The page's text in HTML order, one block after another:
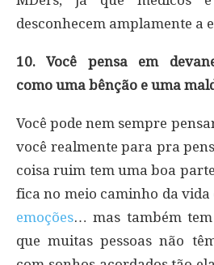
desconhecem amplamente a
10. Você pensa em
como uma bênção e uma
Você pode nem sempre
você realmente para pra
coisa ruim tem uma boa
fica no meio caminho da vida
emoções… mas também
que muitas pessoas não